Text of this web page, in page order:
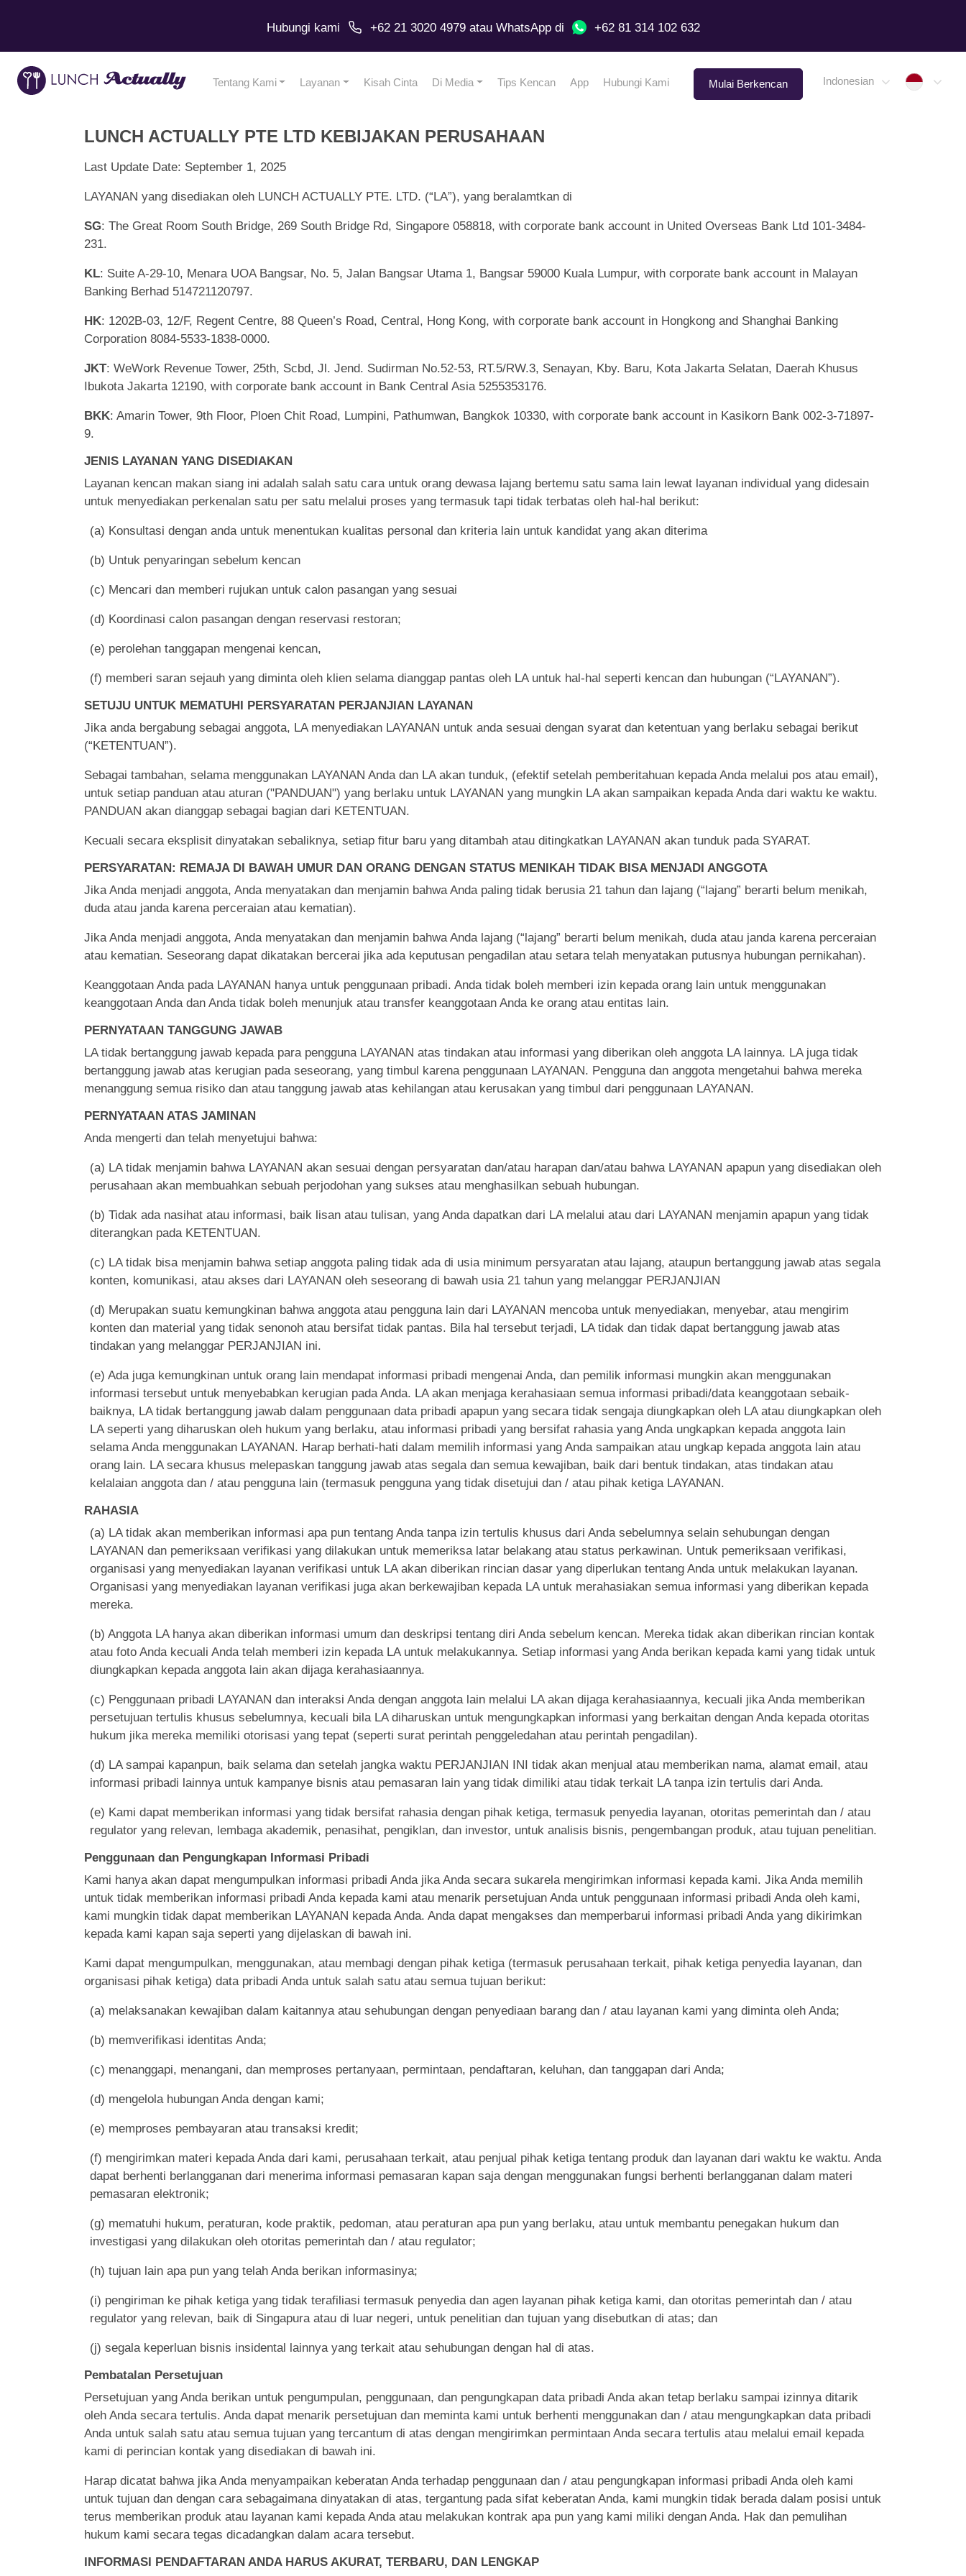
Hubungi kami +62 21 3020 4979atau WhatsAppdi +62 81 314 102 632
Tentang Kami Layanan Kisah Cinta Di Media Tips Kencan App Hubungi Kami Mulai Berkencan Indonesian
LUNCH ACTUALLY PTE LTD KEBIJAKAN PERUSAHAAN
Last Update Date: September 1, 2025
LAYANAN yang disediakan oleh LUNCH ACTUALLY PTE. LTD. (“LA”), yang beralamtkan di
SG: The Great Room South Bridge, 269 South Bridge Rd, Singapore 058818, with corporate bank account in United Overseas Bank Ltd 101-3484-
231.
KL: Suite A-29-10, Menara UOA Bangsar, No. 5, Jalan Bangsar Utama 1, Bangsar 59000 Kuala Lumpur, with corporate bank account in Malayan
Banking Berhad 514721120797.
HK: 1202B-03, 12/F, Regent Centre, 88 Queen’s Road, Central, Hong Kong, with corporate bank account in Hongkong and Shanghai Banking
Corporation 8084-5533-1838-0000.
JKT: WeWork Revenue Tower, 25th, Scbd, Jl. Jend. Sudirman No.52-53, RT.5/RW.3, Senayan, Kby. Baru, Kota Jakarta Selatan, Daerah Khusus
Ibukota Jakarta 12190, with corporate bank account in Bank Central Asia 5255353176.
BKK: Amarin Tower, 9th Floor, Ploen Chit Road, Lumpini, Pathumwan, Bangkok 10330, with corporate bank account in Kasikorn Bank 002-3-71897-
9.
JENIS LAYANAN YANG DISEDIAKAN
Layanan kencan makan siang ini adalah salah satu cara untuk orang dewasa lajang bertemu satu sama lain lewat layanan individual yang didesain
untuk menyediakan perkenalan satu per satu melalui proses yang termasuk tapi tidak terbatas oleh hal-hal berikut:
(a) Konsultasi dengan anda untuk menentukan kualitas personal dan kriteria lain untuk kandidat yang akan diterima
(b) Untuk penyaringan sebelum kencan
(c) Mencari dan memberi rujukan untuk calon pasangan yang sesuai
(d) Koordinasi calon pasangan dengan reservasi restoran;
(e) perolehan tanggapan mengenai kencan,
(f) memberi saran sejauh yang diminta oleh klien selama dianggap pantas oleh LA untuk hal-hal seperti kencan dan hubungan (“LAYANAN”).
SETUJU UNTUK MEMATUHI PERSYARATAN PERJANJIAN LAYANAN
Jika anda bergabung sebagai anggota, LA menyediakan LAYANAN untuk anda sesuai dengan syarat dan ketentuan yang berlaku sebagai berikut
(“KETENTUAN”).
Sebagai tambahan, selama menggunakan LAYANAN Anda dan LA akan tunduk, (efektif setelah pemberitahuan kepada Anda melalui pos atau email),
untuk setiap panduan atau aturan ("PANDUAN") yang berlaku untuk LAYANAN yang mungkin LA akan sampaikan kepada Anda dari waktu ke waktu.
PANDUAN akan dianggap sebagai bagian dari KETENTUAN.
Kecuali secara eksplisit dinyatakan sebaliknya, setiap fitur baru yang ditambah atau ditingkatkan LAYANAN akan tunduk pada SYARAT.
PERSYARATAN: REMAJA DI BAWAH UMUR DAN ORANG DENGAN STATUS MENIKAH TIDAK BISA MENJADI ANGGOTA
Jika Anda menjadi anggota, Anda menyatakan dan menjamin bahwa Anda paling tidak berusia 21 tahun dan lajang (“lajang” berarti belum menikah,
duda atau janda karena perceraian atau kematian).
Jika Anda menjadi anggota, Anda menyatakan dan menjamin bahwa Anda lajang (“lajang” berarti belum menikah, duda atau janda karena perceraian
atau kematian. Seseorang dapat dikatakan bercerai jika ada keputusan pengadilan atau setara telah menyatakan putusnya hubungan pernikahan).
Keanggotaan Anda pada LAYANAN hanya untuk penggunaan pribadi. Anda tidak boleh memberi izin kepada orang lain untuk menggunakan
keanggotaan Anda dan Anda tidak boleh menunjuk atau transfer keanggotaan Anda ke orang atau entitas lain.
PERNYATAAN TANGGUNG JAWAB
LA tidak bertanggung jawab kepada para pengguna LAYANAN atas tindakan atau informasi yang diberikan oleh anggota LA lainnya. LA juga tidak
bertanggung jawab atas kerugian pada seseorang, yang timbul karena penggunaan LAYANAN. Pengguna dan anggota mengetahui bahwa mereka
menanggung semua risiko dan atau tanggung jawab atas kehilangan atau kerusakan yang timbul dari penggunaan LAYANAN.
PERNYATAAN ATAS JAMINAN
Anda mengerti dan telah menyetujui bahwa:
(a) LA tidak menjamin bahwa LAYANAN akan sesuai dengan persyaratan dan/atau harapan dan/atau bahwa LAYANAN apapun yang disediakan oleh
perusahaan akan membuahkan sebuah perjodohan yang sukses atau menghasilkan sebuah hubungan.
(b) Tidak ada nasihat atau informasi, baik lisan atau tulisan, yang Anda dapatkan dari LA melalui atau dari LAYANAN menjamin apapun yang tidak
diterangkan pada KETENTUAN.
(c) LA tidak bisa menjamin bahwa setiap anggota paling tidak ada di usia minimum persyaratan atau lajang, ataupun bertanggung jawab atas segala
konten, komunikasi, atau akses dari LAYANAN oleh seseorang di bawah usia 21 tahun yang melanggar PERJANJIAN
(d) Merupakan suatu kemungkinan bahwa anggota atau pengguna lain dari LAYANAN mencoba untuk menyediakan, menyebar, atau mengirim
konten dan material yang tidak senonoh atau bersifat tidak pantas. Bila hal tersebut terjadi, LA tidak dan tidak dapat bertanggung jawab atas
tindakan yang melanggar PERJANJIAN ini.
(e) Ada juga kemungkinan untuk orang lain mendapat informasi pribadi mengenai Anda, dan pemilik informasi mungkin akan menggunakan
informasi tersebut untuk menyebabkan kerugian pada Anda. LA akan menjaga kerahasiaan semua informasi pribadi/data keanggotaan sebaik-
baiknya, LA tidak bertanggung jawab dalam penggunaan data pribadi apapun yang secara tidak sengaja diungkapkan oleh LA atau diungkapkan oleh
LA seperti yang diharuskan oleh hukum yang berlaku, atau informasi pribadi yang bersifat rahasia yang Anda ungkapkan kepada anggota lain
selama Anda menggunakan LAYANAN. Harap berhati-hati dalam memilih informasi yang Anda sampaikan atau ungkap kepada anggota lain atau
orang lain. LA secara khusus melepaskan tanggung jawab atas segala dan semua kewajiban, baik dari bentuk tindakan, atas tindakan atau
kelalaian anggota dan / atau pengguna lain (termasuk pengguna yang tidak disetujui dan / atau pihak ketiga LAYANAN.
RAHASIA
(a) LA tidak akan memberikan informasi apa pun tentang Anda tanpa izin tertulis khusus dari Anda sebelumnya selain sehubungan dengan
LAYANAN dan pemeriksaan verifikasi yang dilakukan untuk memeriksa latar belakang atau status perkawinan. Untuk pemeriksaan verifikasi,
organisasi yang menyediakan layanan verifikasi untuk LA akan diberikan rincian dasar yang diperlukan tentang Anda untuk melakukan layanan.
Organisasi yang menyediakan layanan verifikasi juga akan berkewajiban kepada LA untuk merahasiakan semua informasi yang diberikan kepada
mereka.
(b) Anggota LA hanya akan diberikan informasi umum dan deskripsi tentang diri Anda sebelum kencan. Mereka tidak akan diberikan rincian kontak
atau foto Anda kecuali Anda telah memberi izin kepada LA untuk melakukannya. Setiap informasi yang Anda berikan kepada kami yang tidak untuk
diungkapkan kepada anggota lain akan dijaga kerahasiaannya.
(c) Penggunaan pribadi LAYANAN dan interaksi Anda dengan anggota lain melalui LA akan dijaga kerahasiaannya, kecuali jika Anda memberikan
persetujuan tertulis khusus sebelumnya, kecuali bila LA diharuskan untuk mengungkapkan informasi yang berkaitan dengan Anda kepada otoritas
hukum jika mereka memiliki otorisasi yang tepat (seperti surat perintah penggeledahan atau perintah pengadilan).
(d) LA sampai kapanpun, baik selama dan setelah jangka waktu PERJANJIAN INI tidak akan menjual atau memberikan nama, alamat email, atau
informasi pribadi lainnya untuk kampanye bisnis atau pemasaran lain yang tidak dimiliki atau tidak terkait LA tanpa izin tertulis dari Anda.
(e) Kami dapat memberikan informasi yang tidak bersifat rahasia dengan pihak ketiga, termasuk penyedia layanan, otoritas pemerintah dan / atau
regulator yang relevan, lembaga akademik, penasihat, pengiklan, dan investor, untuk analisis bisnis, pengembangan produk, atau tujuan penelitian.
Penggunaan dan Pengungkapan Informasi Pribadi
Kami hanya akan dapat mengumpulkan informasi pribadi Anda jika Anda secara sukarela mengirimkan informasi kepada kami. Jika Anda memilih
untuk tidak memberikan informasi pribadi Anda kepada kami atau menarik persetujuan Anda untuk penggunaan informasi pribadi Anda oleh kami,
kami mungkin tidak dapat memberikan LAYANAN kepada Anda. Anda dapat mengakses dan memperbarui informasi pribadi Anda yang dikirimkan
kepada kami kapan saja seperti yang dijelaskan di bawah ini.
Kami dapat mengumpulkan, menggunakan, atau membagi dengan pihak ketiga (termasuk perusahaan terkait, pihak ketiga penyedia layanan, dan
organisasi pihak ketiga) data pribadi Anda untuk salah satu atau semua tujuan berikut:
(a) melaksanakan kewajiban dalam kaitannya atau sehubungan dengan penyediaan barang dan / atau layanan kami yang diminta oleh Anda;
(b) memverifikasi identitas Anda;
(c) menanggapi, menangani, dan memproses pertanyaan, permintaan, pendaftaran, keluhan, dan tanggapan dari Anda;
(d) mengelola hubungan Anda dengan kami;
(e) memproses pembayaran atau transaksi kredit;
(f) mengirimkan materi kepada Anda dari kami, perusahaan terkait, atau penjual pihak ketiga tentang produk dan layanan dari waktu ke waktu. Anda
dapat berhenti berlangganan dari menerima informasi pemasaran kapan saja dengan menggunakan fungsi berhenti berlangganan dalam materi
pemasaran elektronik;
(g) mematuhi hukum, peraturan, kode praktik, pedoman, atau peraturan apa pun yang berlaku, atau untuk membantu penegakan hukum dan
investigasi yang dilakukan oleh otoritas pemerintah dan / atau regulator;
(h) tujuan lain apa pun yang telah Anda berikan informasinya;
(i) pengiriman ke pihak ketiga yang tidak terafiliasi termasuk penyedia dan agen layanan pihak ketiga kami, dan otoritas pemerintah dan / atau
regulator yang relevan, baik di Singapura atau di luar negeri, untuk penelitian dan tujuan yang disebutkan di atas; dan
(j) segala keperluan bisnis insidental lainnya yang terkait atau sehubungan dengan hal di atas.
Pembatalan Persetujuan
Persetujuan yang Anda berikan untuk pengumpulan, penggunaan, dan pengungkapan data pribadi Anda akan tetap berlaku sampai izinnya ditarik
oleh Anda secara tertulis. Anda dapat menarik persetujuan dan meminta kami untuk berhenti menggunakan dan / atau mengungkapkan data pribadi
Anda untuk salah satu atau semua tujuan yang tercantum di atas dengan mengirimkan permintaan Anda secara tertulis atau melalui email kepada
kami di perincian kontak yang disediakan di bawah ini.
Harap dicatat bahwa jika Anda menyampaikan keberatan Anda terhadap penggunaan dan / atau pengungkapan informasi pribadi Anda oleh kami
untuk tujuan dan dengan cara sebagaimana dinyatakan di atas, tergantung pada sifat keberatan Anda, kami mungkin tidak berada dalam posisi untuk
terus memberikan produk atau layanan kami kepada Anda atau melakukan kontrak apa pun yang kami miliki dengan Anda. Hak dan pemulihan
hukum kami secara tegas dicadangkan dalam acara tersebut.
INFORMASI PENDAFTARAN ANDA HARUS AKURAT, TERBARU, DAN LENGKAP